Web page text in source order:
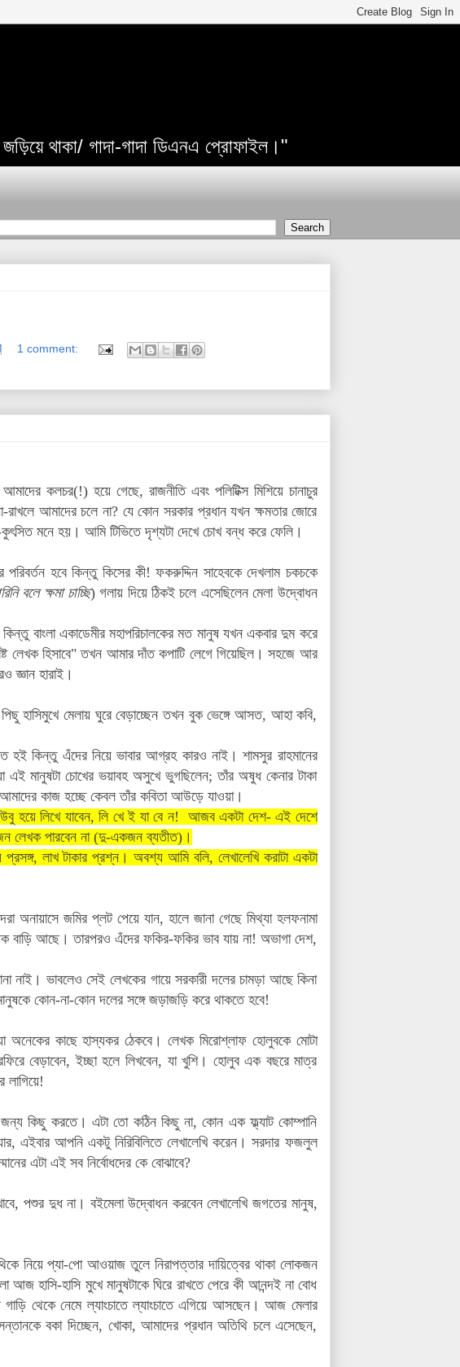
থাকা/ গাদা-গাদা ডিএনএ প্রোফাইল।"
1 comment:
কলচর(!) হয়ে গেছে, রাজনীতি এবং পলিটিক্স মিশিয়ে চানাচুর
রাখলে আমাদের চলে না? যে কোন সরকার প্রধান যখন ক্ষমতার জোরে
মনে হয়। আমি টিভিতে দৃশ্যটা দেখে চোখ বন্ধ করে ফেলি।
হবে কিন্তু কিসের কী! ফকরুদ্দিন সাহেবকে দেখলাম চকচকে
বলে ক্ষমা চাচ্ছি) গলায় দিয়ে ঠিকই চলে এসেছিলেন মেলা উদ্বোধন
বাংলা একাডেমীর মহাপরিচালকের মত মানুষ যখন একবার দুম করে
লেখক হিসাবে" তখন আমার দাঁত কপাটি লেগে গিয়েছিল। সহজে আর
জ্ঞান হারাই।
হাসিমুখে মেলায় ঘুরে বেড়াচ্ছেন তখন বুক ভেঙ্গে আসত, আহা কবি,
হই কিন্তু এঁদের নিয়ে ভাবার আগ্রহ কারও নাই। শামসুর রাহমানের
মানুষটা চোখের ভয়াবহ অসুখে ভুগছিলেন; তাঁর অষুধ কেনার টাকা
কাজ হচ্ছে কেবল তাঁর কবিতা আউড়ে যাওয়া।
হয়ে লিখে যাবেন, লি খে ই যা বে ন! আজব একটা দেশ- এই দেশে
লেখক পারবেন না (দু-একজন ব্যতীত)।
লাখ টাকার প্রশ্ন। অবশ্য আমি বলি, লেখালেখি করাটা একটা
জমির প্লট পেয়ে যান, হালে জানা গেছে মিথ্যা হলফনামা
বাড়ি আছে। তারপরও এঁদের ফকির-ফকির ভাব যায় না! অভাগা দেশ,
ভাবলেও সেই লেখকের গায়ে সরকারী দলের চামড়া আছে কিনা
কোন-না-কোন দলের সঙ্গে জড়াজড়ি করে থাকতে হবে!
অনেকের কাছে হাস্যকর ঠেকবে। লেখক মিরোশ্লাফ হোলুবকে মোটা
বেড়াবেন, ইচ্ছা হলে লিখবেন, যা খুশি। হোলুব এক বছরে মাত্র
কিছু করতে। এটা তো কঠিন কিছু না, কোন এক ফ্ল্যাট কোম্পানি
এইবার আপনি একটু নিরিবিলিতে লেখালেখি করেন।সরদার ফজলুল
এটা এই সব নির্বোধদের কে বোঝাবে?
পশুর দুধ না। বইমেলা উদ্বোধন করবেন লেখালেখি জগতের মানুষ,
নিয়ে প্যা-পো আওয়াজ তুলে নিরাপত্তার দায়িত্বের থাকা লোকজন
হাসি-হাসি মুখে মানুষটাকে ঘিরে রাখতে পেরে কী আনন্দই না বোধ
থেকে নেমে ল্যাংচাতে ল্যাংচাতে এগিয়ে আসছেন। আজ মেলার
বকা দিচ্ছেন, খোকা, আমাদের প্রধান অতিথি চলে এসেছেন,